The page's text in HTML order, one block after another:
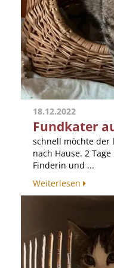
18.12.2022
Fundkater
schnell möchte der
nach Hause. 2
Finderin und ...
Weiterlesen